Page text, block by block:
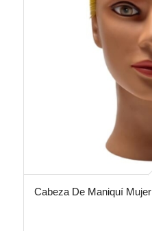
Cabeza De Maniquí Mujer